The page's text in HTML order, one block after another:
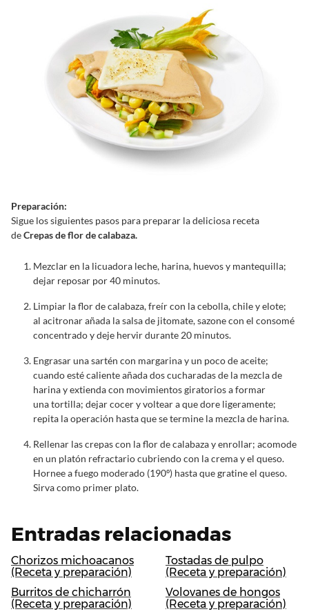
Preparación:
Sigue los siguientes pasos para preparar la deliciosa receta
deCrepas de flor de calabaza.
Mezclar en la licuadora leche, harina, huevos y mantequilla;
dejar reposar por 40 minutos.
Limpiar la flor de calabaza, freír con la cebolla, chile y elote;
al acitronar añada la salsa de jitomate, sazone con el consomé
concentrado y deje hervir durante 20 minutos.
Engrasar una sartén con margarina y un poco de aceite;
cuando esté caliente añada dos cucharadas de la mezcla de
harina y extienda con movimientos giratorios a formar
una tortilla; dejar cocer y voltear a que dore ligeramente;
repita la operación hasta que se termine la mezcla de harina.
Rellenar las crepas con la flor de calabaza y enrollar; acomode
en un platón refractario cubriendo con la crema y el queso.
Hornee a fuego moderado (190º) hasta que gratine el queso.
Sirva como primer plato.
Entradas relacionadas
Chorizos michoacanos
(Receta y preparación)
Tostadas de pulpo
(Receta y preparación)
Burritos de chicharrón
(Receta y preparación)
Volovanes de hongos
(Receta y preparación)